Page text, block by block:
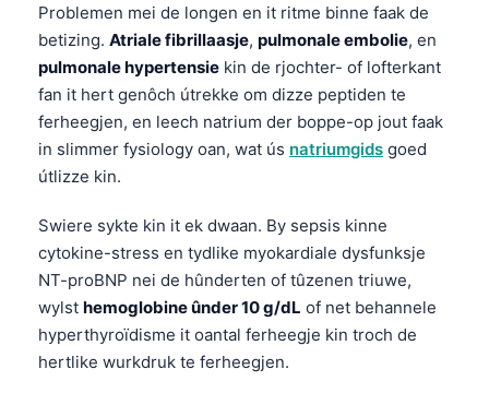
Problemen mei de longen en it ritme binne faak de
betizing. Atriale fibrillaasje, pulmonale embolie, en
pulmonale hypertensie kin de rjochter- of lofterkant
fan it hert genôch útrekke om dizze peptiden te
ferheegjen, en leech natrium der boppe-op jout faak
in slimmer fysiology oan, wat ús natriumgids goed
útlizze kin.
Swiere sykte kin it ek dwaan. By sepsis kinne
cytokine-stress en tydlike myokardiale dysfunksje
NT-proBNP nei de hûnderten of tûzenen triuwe,
wylst hemoglobine ûnder 10 g/dL of net behannele
hyperthyroïdisme it oantal ferheegje kin troch de
hertlike wurkdruk te ferheegjen.
Română
简体中文
فارسی
Български
Nederlands
हिन्दी
Bahasa Indonesia
Հայերեն
Íslenska